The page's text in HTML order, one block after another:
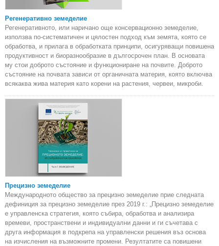
Регенеративно земеделие
Регенеративното, или наричано още консервационно земеделие,
използва по-систематичен и цялостен подход към земята, която се
обработва, и прилага в обработката принципи, осигуряващи повишена
продуктивност и биоразнообразие в дългосрочен план. В основата
му стои доброто състояние и функциониране на почвите. Доброто
състояние на почвата зависи от органичната материя, която включва
всякаква жива материя като корени на растения, червеи, микроби.
Прецизно земеделие
Международното общество за прецизно земеделие прие следната
дефиниция за прецизно земеделие през 2019 г.: „Прецизно земеделие
е управленска стратегия, която събира, обработва и анализира
времеви, пространствени и индивидуални данни и ги съчетава с
друга информация в подкрепа на управленски решения въз основа
на изчисления на възможните промени. Резултатите са повишени